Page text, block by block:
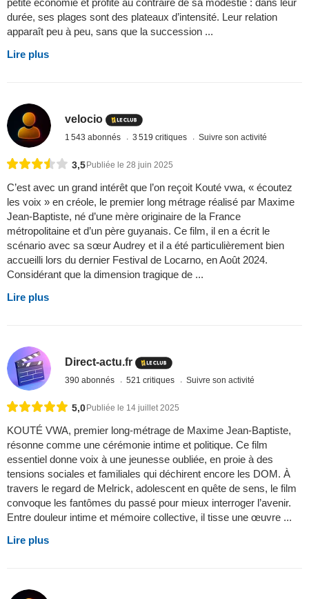
petite économie et profite au contraire de sa modestie : dans leur
durée, ses plages sont des plateaux d’intensité. Leur relation
apparaît peu à peu, sans que la succession ...
Lire plus
velocio
1 543 abonnés 3 519 critiques Suivre son activité
3,5 Publiée le 28 juin 2025
C’est avec un grand intérêt que l’on reçoit Kouté vwa, « écoutez
les voix » en créole, le premier long métrage réalisé par Maxime
Jean-Baptiste, né d’une mère originaire de la France
métropolitaine et d’un père guyanais. Ce film, il en a écrit le
scénario avec sa sœur Audrey et il a été particulièrement bien
accueilli lors du dernier Festival de Locarno, en Août 2024.
Considérant que la dimension tragique de ...
Lire plus
Direct-actu.fr
390 abonnés 521 critiques Suivre son activité
5,0 Publiée le 14 juillet 2025
KOUTÉ VWA, premier long-métrage de Maxime Jean-Baptiste,
résonne comme une cérémonie intime et politique. Ce film
essentiel donne voix à une jeunesse oubliée, en proie à des
tensions sociales et familiales qui déchirent encore les DOM. À
travers le regard de Melrick, adolescent en quête de sens, le film
convoque les fantômes du passé pour mieux interroger l’avenir.
Entre douleur intime et mémoire collective, il tisse une œuvre ...
Lire plus